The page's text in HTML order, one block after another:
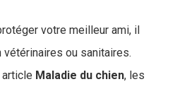
votre meilleur ami, il
ou sanitaires.
Maladie du chien, les